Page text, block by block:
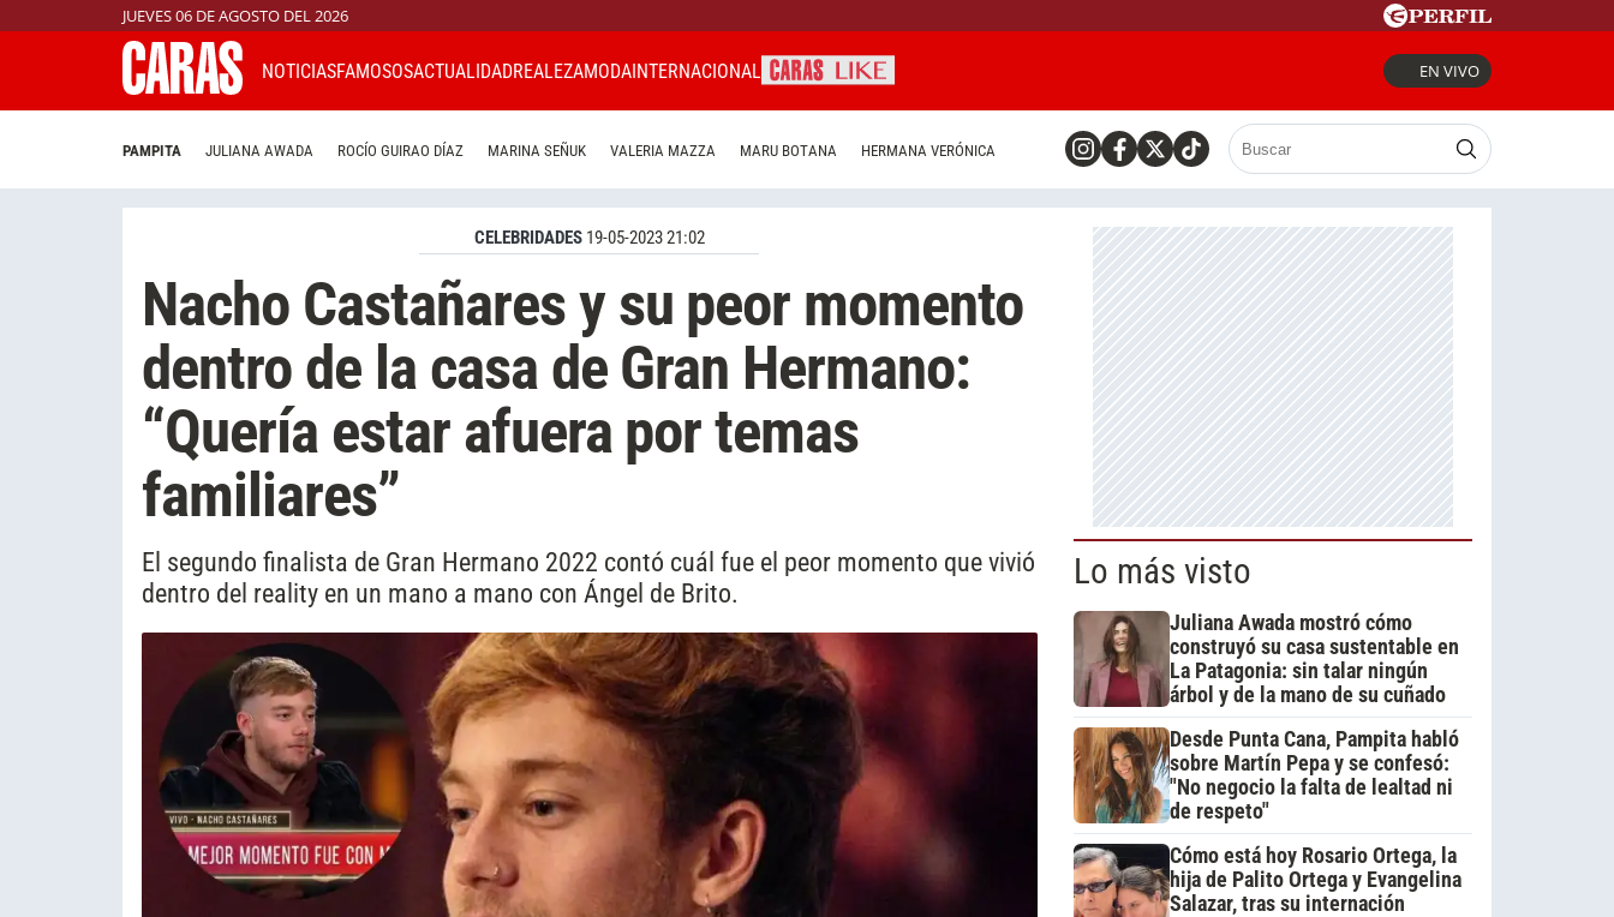
JUEVES 06 DE AGOSTO DEL 2026
NOTICIASFAMOSOSACTUALIDADREALEZAMODAINTERNACIONAL EN VIVO
PAMPITA JULIANA AWADA ROCÍO GUIRAO DÍAZ MARINA SEÑUK VALERIA MAZZA MARU BOTANA HERMANA VERÓNICA
CELEBRIDADES 19-05-2023 21:02
Nacho Castañares y su peor momento
dentro de la casa de Gran Hermano:
“Quería estar afuera por temas
familiares”
El segundo finalista de Gran Hermano 2022 contó cuál fue el peor momento que vivió
dentro del reality en un mano a mano con Ángel de Brito.
Lo más visto
Juliana Awada mostró cómo
construyó su casa sustentable en
La Patagonia: sin talar ningún
árbol y de la mano de su cuñado
Desde Punta Cana, Pampita habló
sobre Martín Pepa y se confesó:
"No negocio la falta de lealtad ni
de respeto"
Cómo está hoy Rosario Ortega, la
hija de Palito Ortega y Evangelina
Salazar, tras su internación